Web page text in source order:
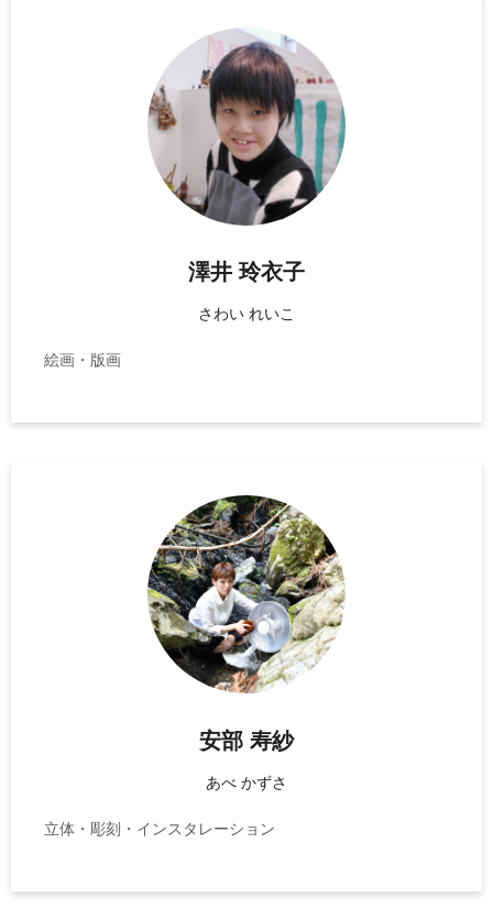
澤井 玲衣子
さわい れいこ
絵画・版画
安部 寿紗
あべ かずさ
立体・彫刻・インスタレーション